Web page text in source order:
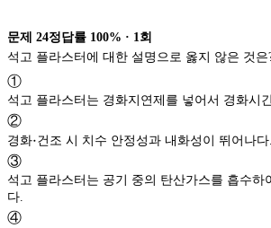
문제 24정답률 100% · 1 회
석고 플라스터에 대한 설명으로 옳지 않은 것은
①
석고 플라스터는 경화지연제를 넣어서 경화시
②
경화\cdot
⋅건조 시 치수 안정성과 내화성이 뛰어나다.
③
석고 플라스터는 공기 중의 탄산가스를 흡수하
다.
④